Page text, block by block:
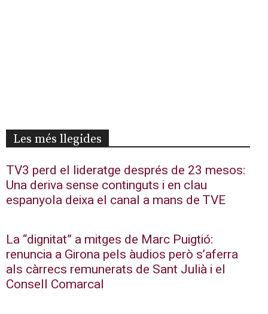
Les més llegides
TV3 perd el lideratge després de 23 mesos:
Una deriva sense continguts i en clau
espanyola deixa el canal a mans de TVE
La “dignitat” a mitges de Marc Puigtió:
renuncia a Girona pels àudios però s’aferra
als càrrecs remunerats de Sant Julià i el
Consell Comarcal